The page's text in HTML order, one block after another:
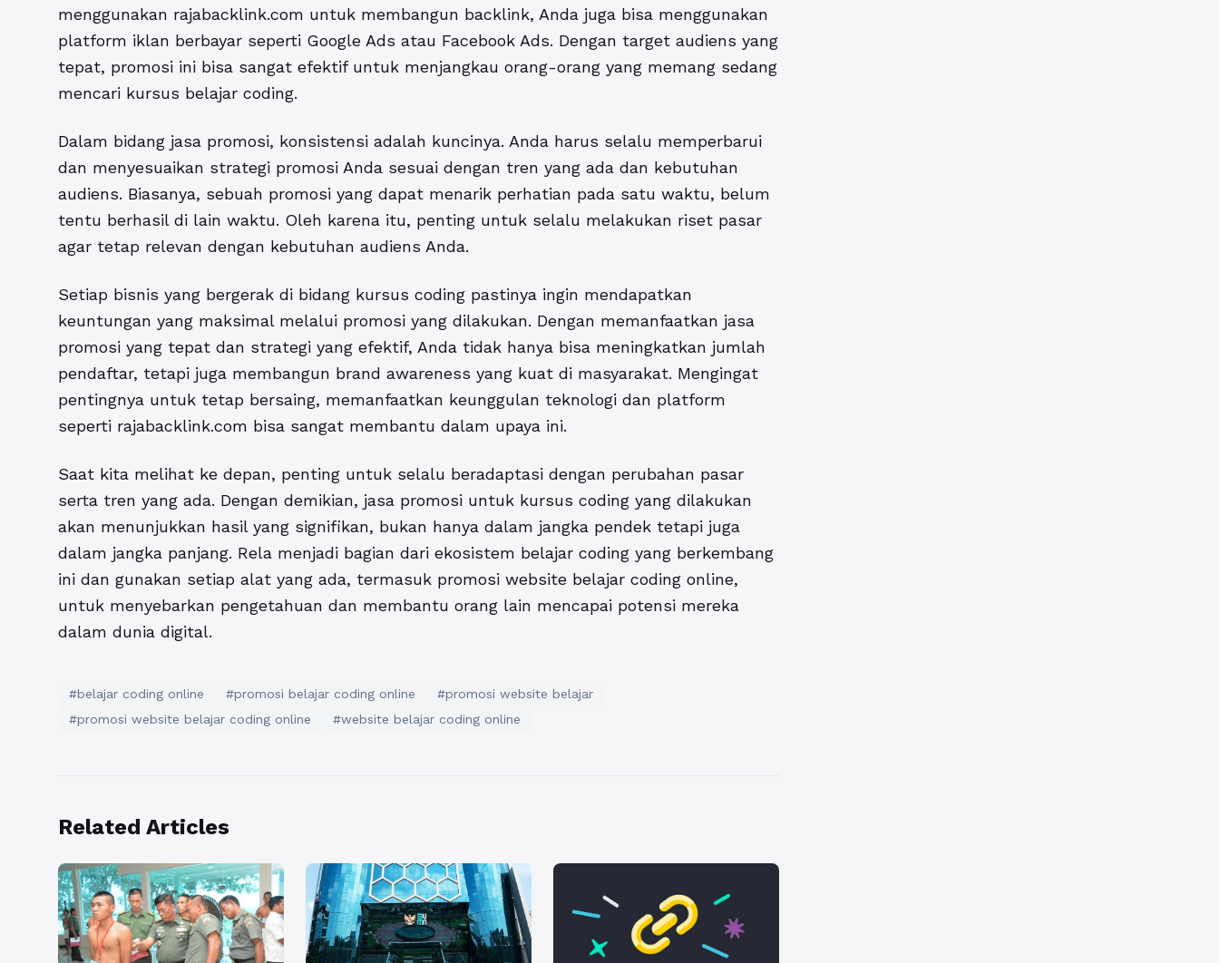
menggunakan rajabacklink.com untuk membangun backlink, Anda juga bisa menggunakan
platform iklan berbayar seperti Google Ads atau Facebook Ads. Dengan target audiens yang
tepat, promosi ini bisa sangat efektif untuk menjangkau orang-orang yang memang sedang
mencari kursus belajar coding.
Dalam bidang jasa promosi, konsistensi adalah kuncinya. Anda harus selalu memperbarui
dan menyesuaikan strategi promosi Anda sesuai dengan tren yang ada dan kebutuhan
audiens. Biasanya, sebuah promosi yang dapat menarik perhatian pada satu waktu, belum
tentu berhasil di lain waktu. Oleh karena itu, penting untuk selalu melakukan riset pasar
agar tetap relevan dengan kebutuhan audiens Anda.
Setiap bisnis yang bergerak di bidang kursus coding pastinya ingin mendapatkan
keuntungan yang maksimal melalui promosi yang dilakukan. Dengan memanfaatkan jasa
promosi yang tepat dan strategi yang efektif, Anda tidak hanya bisa meningkatkan jumlah
pendaftar, tetapi juga membangun brand awareness yang kuat di masyarakat. Mengingat
pentingnya untuk tetap bersaing, memanfaatkan keunggulan teknologi dan platform
seperti rajabacklink.com bisa sangat membantu dalam upaya ini.
Saat kita melihat ke depan, penting untuk selalu beradaptasi dengan perubahan pasar
serta tren yang ada. Dengan demikian, jasa promosi untuk kursus coding yang dilakukan
akan menunjukkan hasil yang signifikan, bukan hanya dalam jangka pendek tetapi juga
dalam jangka panjang. Rela menjadi bagian dari ekosistem belajar coding yang berkembang
ini dan gunakan setiap alat yang ada, termasuk promosi website belajar coding online,
untuk menyebarkan pengetahuan dan membantu orang lain mencapai potensi mereka
dalam dunia digital.
#belajar coding online #promosi belajar coding online
#promosi website belajar
#promosi website belajar coding online
#website belajar coding online
Related Articles